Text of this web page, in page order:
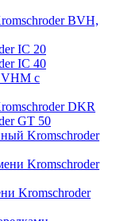
BVH,
IC 20
IC 40
с
DKR
GT 50
Kromschroder
Kromschroder
Kromschroder